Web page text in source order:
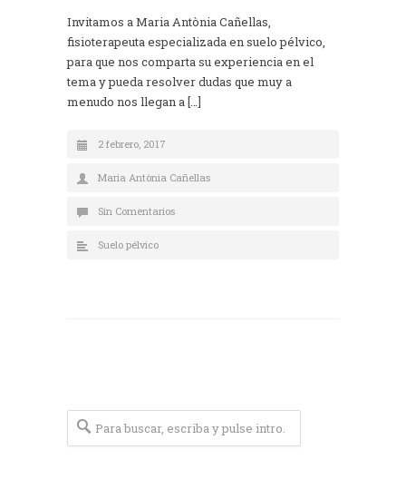
Invitamos a Maria Antònia Cañellas,
fisioterapeuta especializada en suelo pélvico,
para que nos comparta su experiencia en el
tema y pueda resolver dudas que muy a
menudo nos llegan a […]
2 febrero, 2017
Maria Antònia Cañellas
Sin Comentarios
Suelo pélvico